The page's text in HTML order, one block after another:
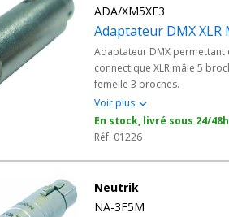
ADA/XM5XF3
Adaptateur DMX XLR
Adaptateur DMX permettant
connectique XLR mâle 5
femelle 3 broches.
Voir plus
En stock, livré sous 24/48h
Réf. 01226
Neutrik
NA-3F5M